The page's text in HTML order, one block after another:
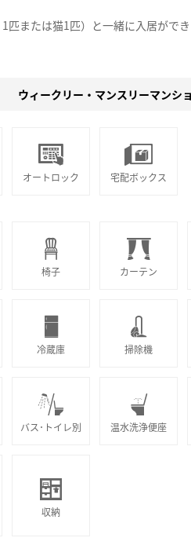
匹または猫1匹）と一緒に入居ができ
ウィークリー・マンスリーマンシ
オートロック 宅配ボックス
椅子 カーテン
冷蔵庫 掃除機
バス･トイレ別 温水洗浄便座
収納